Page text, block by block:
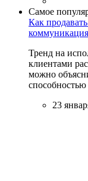
Самое
Как
Тренд на
клиентами
можно
23